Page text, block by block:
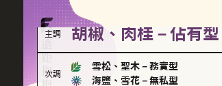
主調 胡椒、肉桂－佔有型
次調
雪松、聖木 － 務實型
海鹽、雪花 － 無私型